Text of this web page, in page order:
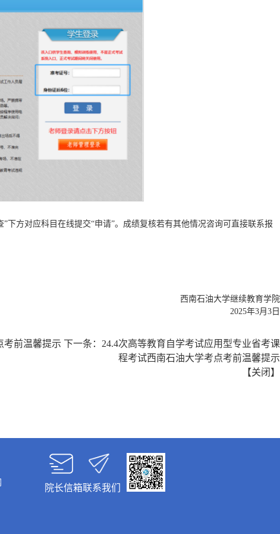
下方对应科目在线提交“申请”。成绩复核若有其他情况咨询可直接联系报
西南石油大学继续教育学院
2025年3月3日
考前温馨提示 下一条： 24.4次高等教育自学考试应用型专业省考课
程考试西南石油大学考点考前温馨提示
【关闭 】
院长信箱联系我们